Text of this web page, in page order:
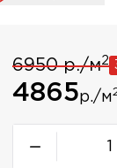
6950 р./м2
4865р./м